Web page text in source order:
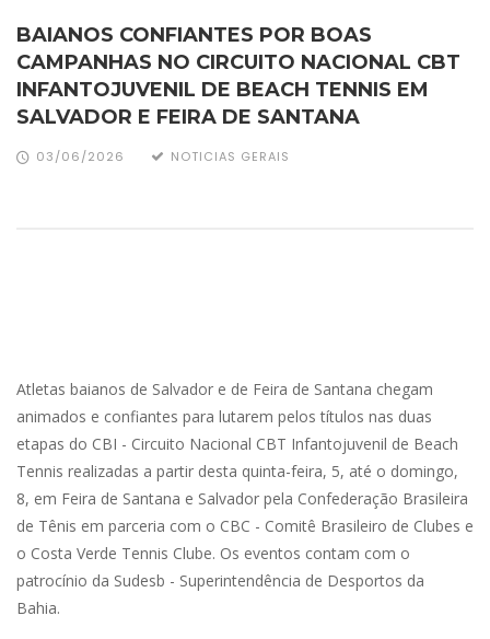
BAIANOS CONFIANTES POR BOAS
CAMPANHAS NO CIRCUITO NACIONAL CBT
INFANTOJUVENIL DE BEACH TENNIS EM
SALVADOR E FEIRA DE SANTANA
03/06/2026 NOTICIAS GERAIS
Atletas baianos de Salvador e de Feira de Santana chegam
animados e confiantes para lutarem pelos títulos nas duas
etapas do CBI - Circuito Nacional CBT Infantojuvenil de Beach
Tennis realizadas a partir desta quinta-feira, 5, até o domingo,
8, em Feira de Santana e Salvador pela Confederação Brasileira
de Tênis em parceria com o CBC - Comitê Brasileiro de Clubes e
o Costa Verde Tennis Clube. Os eventos contam com o
patrocínio da Sudesb - Superintendência de Desportos da
Bahia.